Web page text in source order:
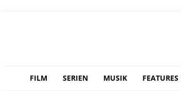
FILM SERIEN MUSIK FEATURES